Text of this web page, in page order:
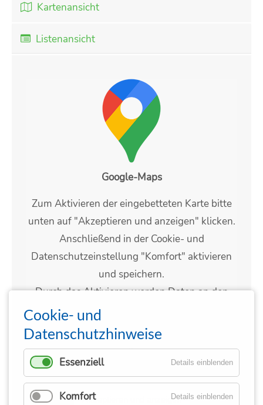
Kartenansicht
Listenansicht
Google-Maps
Zum Aktivieren der eingebetteten Karte bitte
unten auf "Akzeptieren und anzeigen" klicken.
Anschließend in der Cookie- und
Datenschutzeinstellung "Komfort" aktivieren
und speichern.
Durch das Aktivieren werden Daten an den
jeweiligen Anbieter (Google) übermittelt.
Weitere Informationen können unserer
Akzeptieren und anzeigen
Cookie- und
Datenschutzhinweise
Essenziell Details einblenden
Komfort Details einblenden